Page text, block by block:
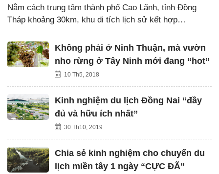
Nằm cách trung tâm thành phố Cao Lãnh, tỉnh Đồng
Tháp khoảng 30km, khu di tích lịch sử kết hợp…
Không phải ở Ninh Thuận, mà vườn
nho rừng ở Tây Ninh mới đang “hot”
10 Th5, 2018
Kinh nghiệm du lịch Đồng Nai “đầy
đủ và hữu ích nhất”
30 Th10, 2019
Chia sẻ kinh nghiệm cho chuyến du
lịch miền tây 1 ngày “CỰC ĐÃ”